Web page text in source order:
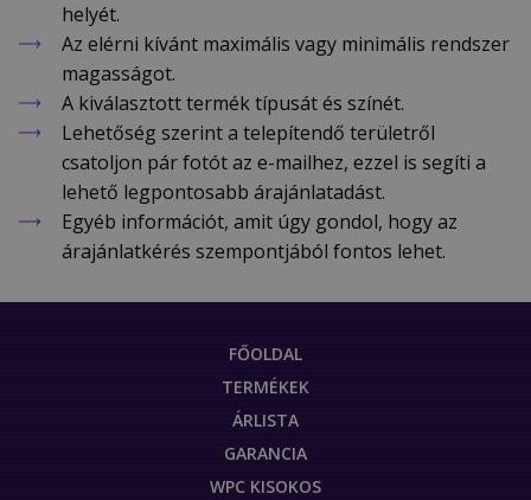
helyét.
Az elérni kívánt maximális vagy minimális rendszer
magasságot.
A kiválasztott termék típusát és színét.
Lehetőség szerint a telepítendő területről
csatoljon pár fotót az e-mailhez, ezzel is segíti a
lehető legpontosabb árajánlatadást.
Egyéb információt, amit úgy gondol, hogy az
árajánlatkérés szempontjából fontos lehet.
FŐOLDAL
TERMÉKEK
ÁRLISTA
GARANCIA
WPC KISOKOS